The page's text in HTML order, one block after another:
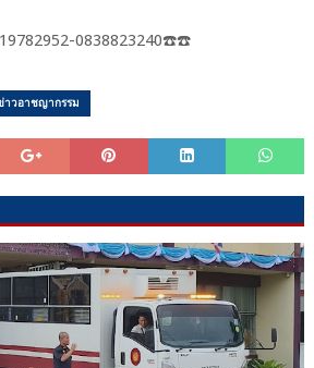
0838823240​☎️☎️
าวอาชญากรรม